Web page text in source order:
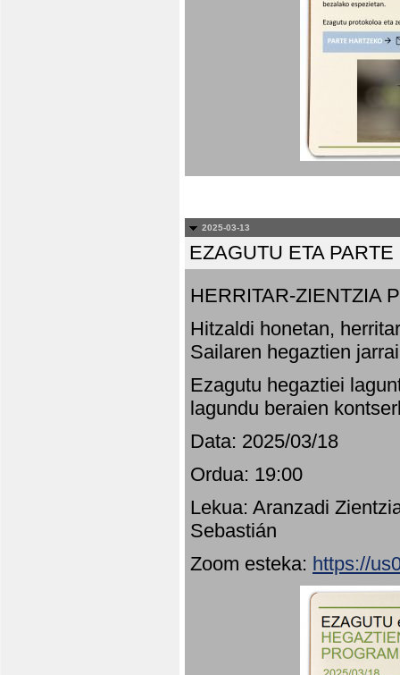
2025-03-13
EZAGUTU ETA
HERRITAR-ZIENTZIA
Hitzaldi honetan,
Sailaren hegaztien
Ezagutu hegaztiei
lagundu beraien
Data: 2025/03/18
Ordua: 19:00
Lekua: Aranzadi
Sebastián
Zoom esteka: https://